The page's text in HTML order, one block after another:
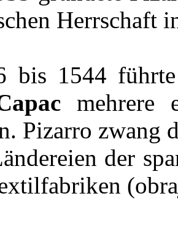
Herrschaft
bis 1544
mehrere
Pizarro zwang
der